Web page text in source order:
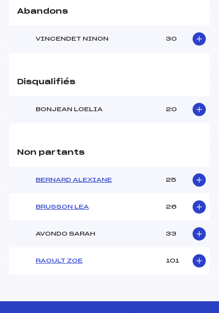
Abandons
VINCENDET NINON 30
Disqualifiés
BONJEAN LOELIA 20
Non partants
BERNARD ALEXIANE 25
BRUSSON LEA 26
AVONDO SARAH 33
RAOULT ZOE 101